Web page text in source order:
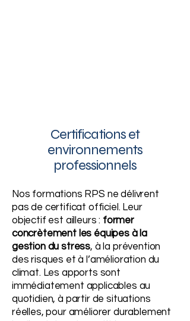
Certifications et
environnements
professionnels
Nos formations RPS ne délivrent
pas de certificat officiel. Leur
objectif est ailleurs : former
concrètement les équipes à la
gestion du stress, à la prévention
des risques et à l’amélioration du
climat. Les apports sont
immédiatement applicables au
quotidien, à partir de situations
réelles, pour améliorer durablement